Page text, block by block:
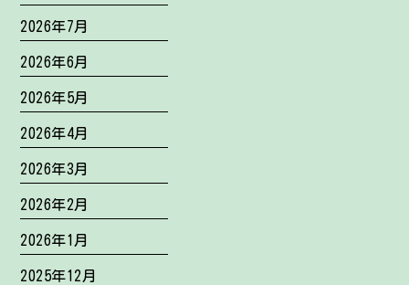
2026年7月
2026年6月
2026年5月
2026年4月
2026年3月
2026年2月
2026年1月
2025年12月